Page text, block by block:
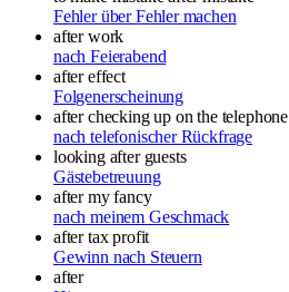
Fehler über Fehler machen
after work
nach Feierabend
after effect
Folgenerscheinung
after checking up on the telephone
nach telefonischer Rückfrage
looking after guests
Gästebetreuung
after my fancy
nach meinem Geschmack
after tax profit
Gewinn nach Steuern
after